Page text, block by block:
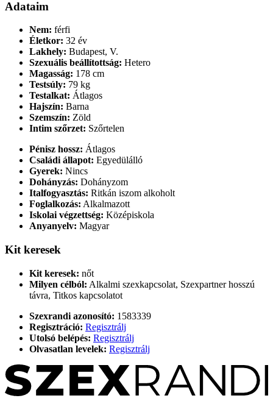
Adataim
Nem: férfi
Életkor: 32 év
Lakhely: Budapest, V.
Szexuális beállítottság: Hetero
Magasság: 178 cm
Testsúly: 79 kg
Testalkat: Átlagos
Hajszín: Barna
Szemszín: Zöld
Intim szőrzet: Szőrtelen
Pénisz hossz: Átlagos
Családi állapot: Egyedülálló
Gyerek: Nincs
Dohányzás: Dohányzom
Italfogyasztás: Ritkán iszom alkoholt
Foglalkozás: Alkalmazott
Iskolai végzettség: Középiskola
Anyanyelv: Magyar
Kit keresek
Kit keresek: nőt
Milyen célból: Alkalmi szexkapcsolat, Szexpartner hosszú
távra, Titkos kapcsolatot
Szexrandi azonosító: 1583339
Regisztráció: Regisztrálj
Utolsó belépés: Regisztrálj
Olvasatlan levelek: Regisztrálj